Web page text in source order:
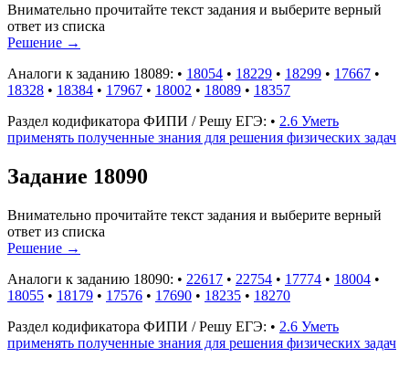
Внимательно прочитайте текст задания и выберите верный
ответ из списка
Решение →
Аналоги к заданию 18089: • 18054 • 18229 • 18299 • 17667 •
18328 • 18384 • 17967 • 18002 • 18089 • 18357
Раздел кодификатора ФИПИ / Решу ЕГЭ: • 2.6 Уметь
применять полученные знания для решения физических задач
Задание 18090
Внимательно прочитайте текст задания и выберите верный
ответ из списка
Решение →
Аналоги к заданию 18090: • 22617 • 22754 • 17774 • 18004 •
18055 • 18179 • 17576 • 17690 • 18235 • 18270
Раздел кодификатора ФИПИ / Решу ЕГЭ: • 2.6 Уметь
применять полученные знания для решения физических задач